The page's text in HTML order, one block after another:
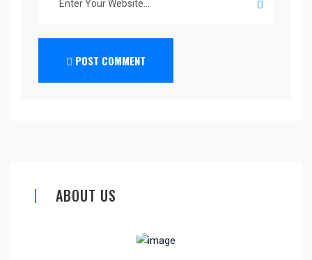
POST COMMENT
ABOUT US